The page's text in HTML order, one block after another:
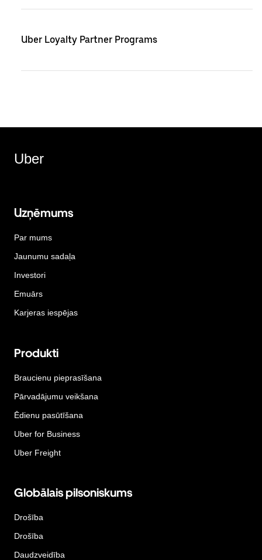
Uber Loyalty Partner Programs
Uber
Uzņēmums
Par mums
Jaunumu sadaļa
Investori
Emuārs
Karjeras iespējas
Produkti
Braucienu pieprasīšana
Pārvadājumu veikšana
Ēdienu pasūtīšana
Uber for Business
Uber Freight
Globālais pilsoniskums
Drošība
Drošība
Daudzveidība